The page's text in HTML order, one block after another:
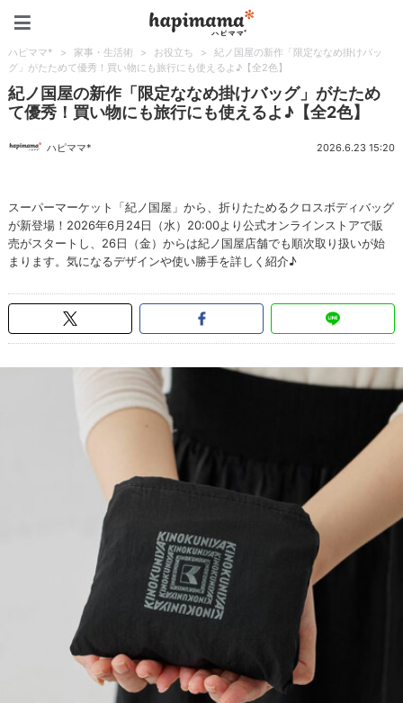
ハピママ* > 家事・生活術 > お役立ち >
紀ノ国屋の新作「限定ななめ掛けバッ
グ」がたためて優秀！買い物にも旅行にも使えるよ♪【全2色】
紀ノ国屋の新作「限定ななめ掛けバッグ」がたため
て優秀！買い物にも旅行にも使えるよ♪【全2色】
ハピママ* 2026.6.23 15:20
スーパーマーケット「紀ノ国屋」から、折りたためるクロスボディバッグ
が新登場！2026年6月24日（水）20:00より公式オンラインストアで販
売がスタートし、26日（金）からは紀ノ国屋店舗でも順次取り扱いが始
まります。気になるデザインや使い勝手を詳しく紹介♪